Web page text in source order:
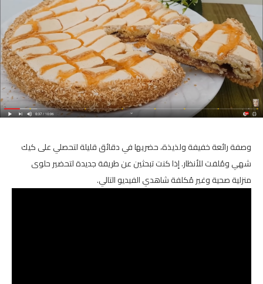
وصفة رائعة خفيفة ولذيذة، حضريها في دقائق قليلة لتحصلي على كيك
شهي ومُلفت للأنظار. إذا كنت تبحثين عن طريقة جديدة لتحضير حلوى
منزلية صحية وغير مُكلفة شاهدي الفيديو التالي.